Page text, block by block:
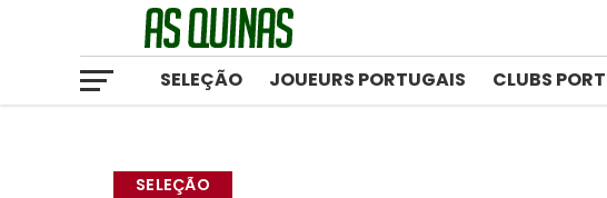
SELEÇÃO JOUEURS PORTUGAIS CLUBS
SELEÇÃO